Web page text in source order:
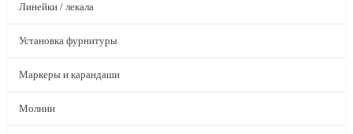
Линейки / лекала
Установка фурнитуры
Маркеры и карандаши
Молнии